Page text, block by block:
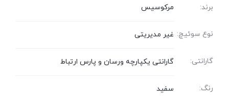
برند: مرکوسیس
نوع سوئیچ: غیر مدیریتی
گارانتی: گارانتی یکپارچه ورسان و پارس ارتباط
رنگ: سفید